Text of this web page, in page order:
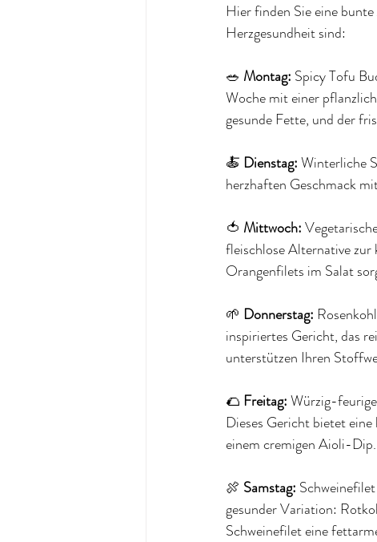
Hier finden Sie eine
Herzgesundheit sind:
🥗 Montag: Spicy Tofu
Woche mit einer
gesunde Fette, und der
🍝 Dienstag: Winterliche
herzhaften Geschmack
🍅 Mittwoch:
fleischlose Alternative zur
Orangenfilets im Salat
🌱 Donnerstag:
inspiriertes Gericht, das
unterstützen Ihren
🌮 Freitag: Würzig-
Dieses Gericht bietet
einem cremigen Aioli-Dip.
🍖 Samstag:
gesunder Variation:
Schweinefilet eine